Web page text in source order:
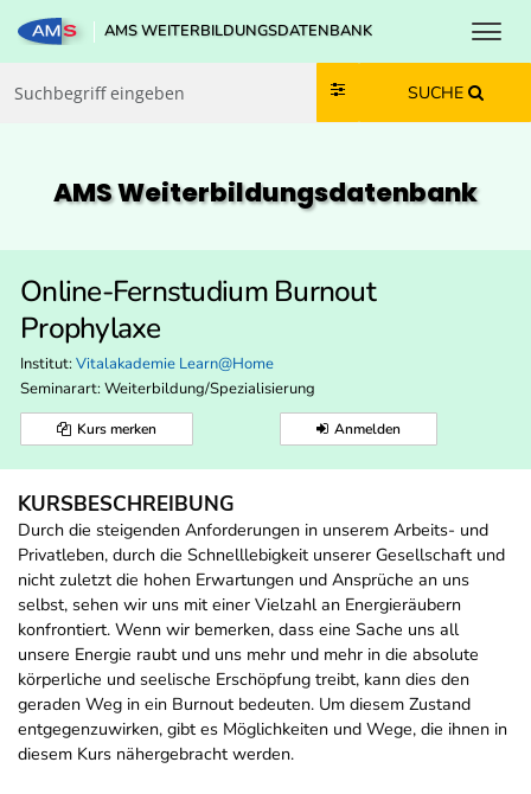
Zum Inhalt springen
Zum Navmenü springen
Zur Suche springen
Zur Footer springen
AMS WEITERBILDUNGSDATENBANK
SUCHE
AMS Weiterbildungs­datenbank
Online-Fernstudium Burnout
Prophylaxe
Institut: Vitalakademie Learn@Home
Seminarart: Weiterbildung/Spezialisierung
Kurs merken Anmelden
KURSBESCHREIBUNG
Durch die steigenden Anforderungen in unserem Arbeits- und
Privatleben, durch die Schnelllebigkeit unserer Gesellschaft und
nicht zuletzt die hohen Erwartungen und Ansprüche an uns
selbst, sehen wir uns mit einer Vielzahl an Energieräubern
konfrontiert. Wenn wir bemerken, dass eine Sache uns all
unsere Energie raubt und uns mehr und mehr in die absolute
körperliche und seelische Erschöpfung treibt, kann dies den
geraden Weg in ein Burnout bedeuten. Um diesem Zustand
entgegenzuwirken, gibt es Möglichkeiten und Wege, die ihnen in
diesem Kurs nähergebracht werden.